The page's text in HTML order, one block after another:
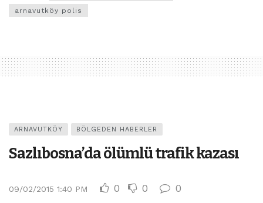
arnavutköy polis
ARNAVUTKÖY BÖLGEDEN HABERLER
Sazlıbosna’da ölümlü trafik kazası
09/02/2015 1:40 PM 0 0 0